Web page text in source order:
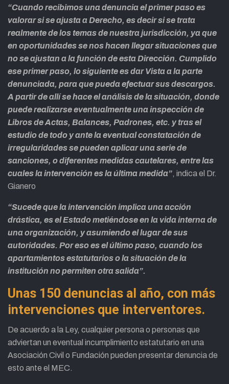
“Cuando recibimos una denuncia el primer paso es
valorar si se ajusta a Derecho, es decir si se trata
realmente de los temas de nuestra jurisdicción, ya que
en oportunidades se nos hacen llegar situaciones que
no se ajustan a la función de esta Dirección. Cumplido
ese primer paso, lo siguiente es dar Vista a la parte
denunciada, para que pueda efectuar sus descargos.
A partir de allí se hace el análisis de la situación, donde
puede realizarse eventualmente una inspección de
Libros de Actas, Balances, Padrones, etc. y tras el
estudio de todo y ante la eventual constatación de
irregularidades se pueden aplicar una serie de
sanciones, o diferentes medidas cautelares, entre las
cuales la intervención es la última medida”, indica el Dr.
Gianero
“Sucede que la intervención implica una acción
drástica, es el Estado metiéndose en la vida interna de
una organización, y asumiendo el lugar de sus
autoridades. Por eso es el último paso, cuando los
apartamientos estatutarios o la situación de la
institución no permiten otra salida”.
Unas 150 denuncias al año, con más
intervenciones que interventores.
De acuerdo a la Ley, cualquier persona o personas que
adviertan un eventual incumplimiento estatutario en una
Asociación Civil o Fundación pueden presentar denuncia de
esto ante el MEC.